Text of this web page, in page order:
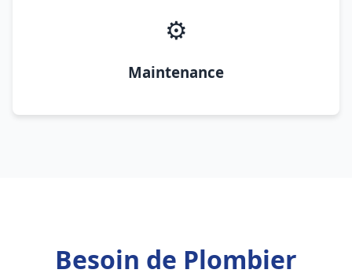
⚙️
Maintenance
Besoin de Plombier